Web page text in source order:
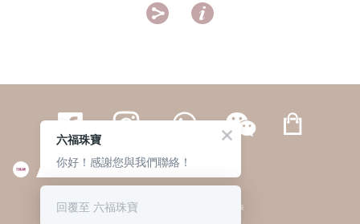
 
繁體 | 簡体
© 六福集團 版權所有 不得轉載 私隱政策
六福珠寶
你好！感謝您與我們聯絡！
回覆至 六福珠寶